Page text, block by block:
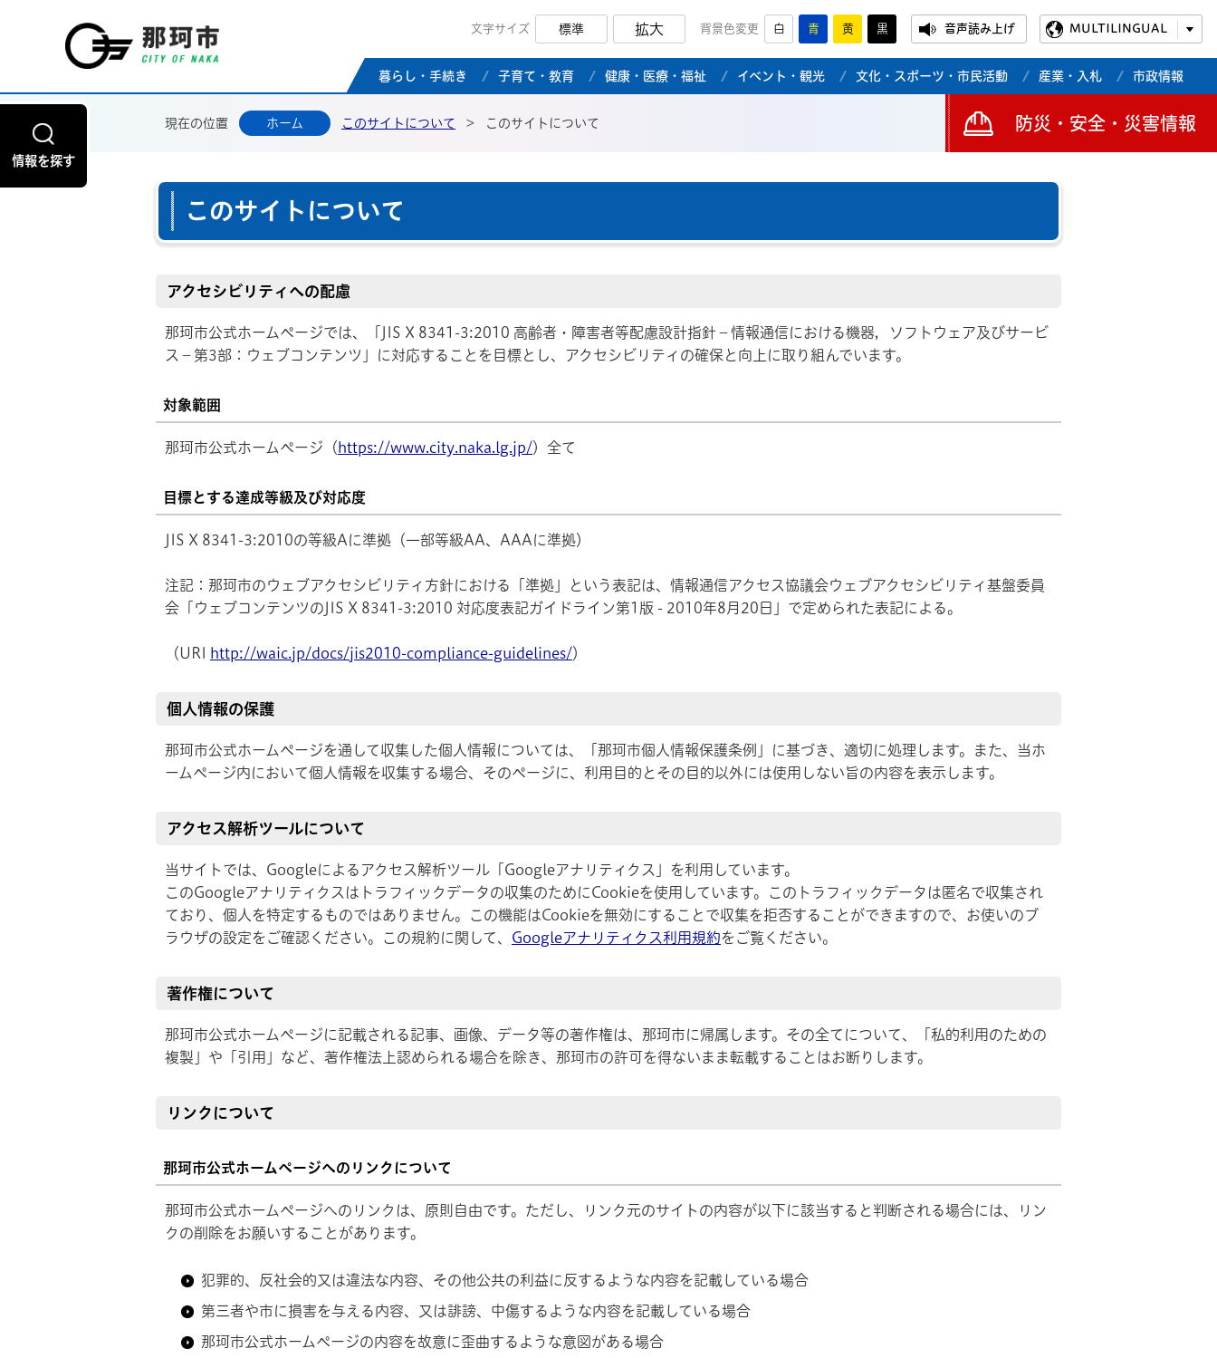
那珂市公式ホームページ
文字サイズ 標準 拡大 背景色変更 白 青 黄 黒 音声読み上げ MULTILINGUAL
暮らし・手続き 子育て・教育 健康・医療・福祉 イベント・観光 文化・スポーツ・市民活動 産業・入札 市政情報
情報を探す
現在の位置 ホーム このサイトについて > このサイトについて 防災・安全・災害情報
このサイトについて
アクセシビリティへの配慮
那珂市公式ホームページでは、「JIS X 8341-3:2010 高齢者・障害者等配慮設計指針－情報通信における機器，ソフトウェア及びサービ
ス－第3部：ウェブコンテンツ」に対応することを目標とし、アクセシビリティの確保と向上に取り組んでいます。
対象範囲
那珂市公式ホームページ（ https://www.city.naka.lg.jp/）全て
目標とする達成等級及び対応度
JIS X 8341-3:2010の等級Aに準拠（一部等級AA、AAAに準拠）
注記：那珂市のウェブアクセシビリティ方針における「準拠」という表記は、情報通信アクセス協議会ウェブアクセシビリティ基盤委員
会「ウェブコンテンツのJIS X 8341-3:2010 対応度表記ガイドライン第1版 - 2010年8月20日」で定められた表記による。
（URI http://waic.jp/docs/jis2010-compliance-guidelines/）
個人情報の保護
那珂市公式ホームページを通して収集した個人情報については、「那珂市個人情報保護条例」に基づき、適切に処理します。また、当ホ
ームページ内において個人情報を収集する場合、そのページに、利用目的とその目的以外には使用しない旨の内容を表示します。
アクセス解析ツールについて
当サイトでは、Googleによるアクセス解析ツール「Googleアナリティクス」を利用しています。
このGoogleアナリティクスはトラフィックデータの収集のためにCookieを使用しています。このトラフィックデータは匿名で収集され
ており、個人を特定するものではありません。この機能はCookieを無効にすることで収集を拒否することができますので、お使いのブ
ラウザの設定をご確認ください。この規約に関して、 Googleアナリティクス利用規約をご覧ください。
著作権について
那珂市公式ホームページに記載される記事、画像、データ等の著作権は、那珂市に帰属します。その全てについて、「私的利用のための
複製」や「引用」など、著作権法上認められる場合を除き、那珂市の許可を得ないまま転載することはお断りします。
リンクについて
那珂市公式ホームページへのリンクについて
那珂市公式ホームページへのリンクは、原則自由です。ただし、リンク元のサイトの内容が以下に該当すると判断される場合には、リン
クの削除をお願いすることがあります。
犯罪的、反社会的又は違法な内容、その他公共の利益に反するような内容を記載している場合
第三者や市に損害を与える内容、又は誹謗、中傷するような内容を記載している場合
那珂市公式ホームページの内容を故意に歪曲するような意図がある場合